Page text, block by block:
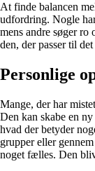
At finde balancen
udfordring. Nogle
mens andre søger
den, der passer til
Personlige
Mange, der har
Den kan skabe en
hvad der betyder
grupper eller
noget fælles. Den